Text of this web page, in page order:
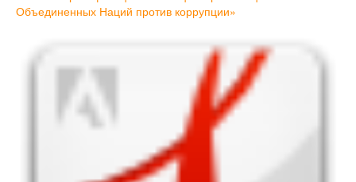
Объединенных Наций против коррупции»